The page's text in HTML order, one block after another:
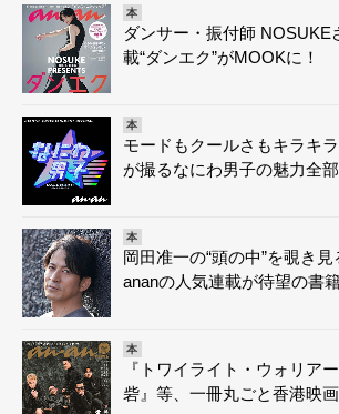
本
ダンサー・振付師 NOSUKE
載“ダンエク”がMOOKに！
本
モードもクールさもキラキ
が撮るなにわ男子の魅力全部
本
岡田准一の“頭の中”を覗き
ananの人気連載が待望の書
本
『トワイライト・ウォリア
砦』等、一冊丸ごと香港映画